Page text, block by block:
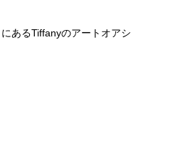
あるTiffanyのアートオアシ